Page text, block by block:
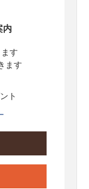
内
す
ます
ト